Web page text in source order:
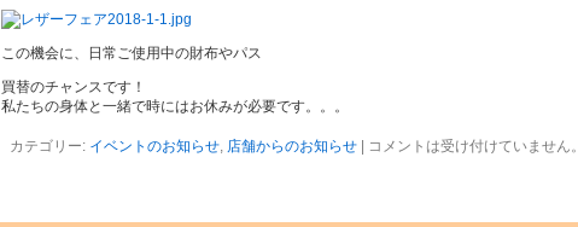
この機会に、日常ご使用中の財布やパス
買替のチャンスです！
私たちの身体と一緒で時にはお休みが必要です。。。
カテゴリー: イベントのお知らせ, 店舗からのお知らせ| コメントは受け付けていません。